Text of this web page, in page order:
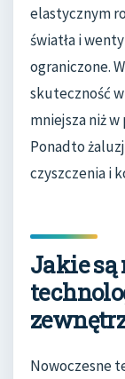
elastycznym
światła i
ograniczone.
skuteczność
mniejsza niż
Ponadto
czyszczenia i
Jakie są
Nowoczesne